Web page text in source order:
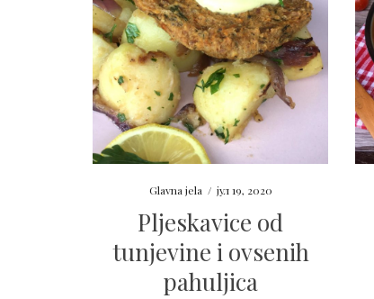
Glavna jela / јул 19, 2020
Pljeskavice od
tunjevine i ovsenih
pahuljica